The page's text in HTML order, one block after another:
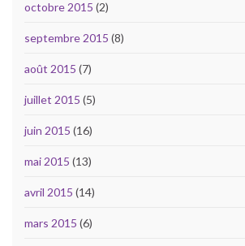
octobre 2015 (2)
septembre 2015 (8)
août 2015 (7)
juillet 2015 (5)
juin 2015 (16)
mai 2015 (13)
avril 2015 (14)
mars 2015 (6)